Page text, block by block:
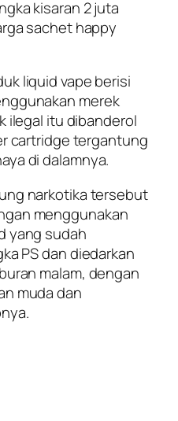
kisaran 2 juta
sachet happy
liquid vape berisi
merek
ilegal itu dibanderol
cartridge tergantung
di dalamnya.
narkotika tersebut
menggunakan
yang sudah
PS dan diedarkan
malam, dengan
muda dan